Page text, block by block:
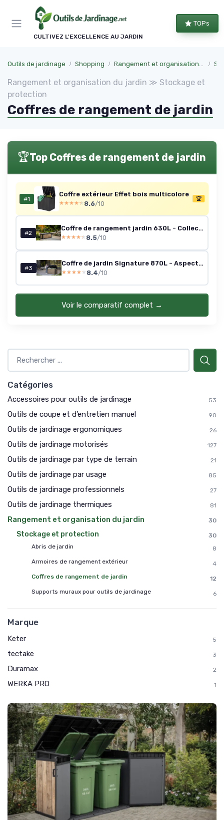
CULTIVEZ L'EXCELLENCE AU JARDIN
TOPs
Outils de jardinage Shopping Rangement et organisation du jardin
Rangement et organisation du jardin ≫ Stockage et
protection
Coffres de rangement de jardin
🏆Top Coffres de rangement de jardin
#1
Coffre extérieur Effet bois multicolore
★★★★★
★★★★★ 8.6/10
🏆
#2
Coffre de rangement jardin 630L - Collection Signature - Aspect bois Douglas Pin
★★★★★
★★★★★ 8.5/10
#3
Coffre de jardin Signature 870L - Aspect bois Douglas Pin
★★★★★
★★★★★ 8.4/10
Voir le comparatif complet →
Catégories
Accessoires pour outils de jardinage 53
Outils de coupe et d’entretien manuel 90
Outils de jardinage ergonomiques 26
Outils de jardinage motorisés 127
Outils de jardinage par type de terrain 21
Outils de jardinage par usage 85
Outils de jardinage professionnels 27
Outils de jardinage thermiques 81
Rangement et organisation du jardin 30
Stockage et protection
30
Abris de jardin
8
Armoires de rangement extérieur
4
Coffres de rangement de jardin
12
Supports muraux pour outils de jardinage
6
Marque
Keter 5
tectake 3
Duramax 2
WERKA PRO 1
Panneau de gestion des cookies